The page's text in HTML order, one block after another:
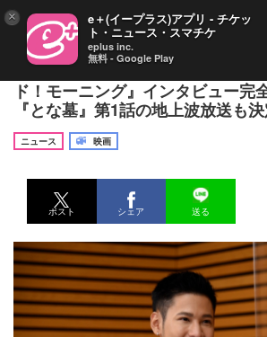
タイ俳優シントー・プラチャヤー
ド！モーニング』インタビュー完
『とな墓』第1話の地上波放送も
ニュース
映画
ポスト シェア 送る
× e＋(イープラス)アプリ - チケッ
ト・ニュース・スマチケ
eplus inc.
無料 - Google Play